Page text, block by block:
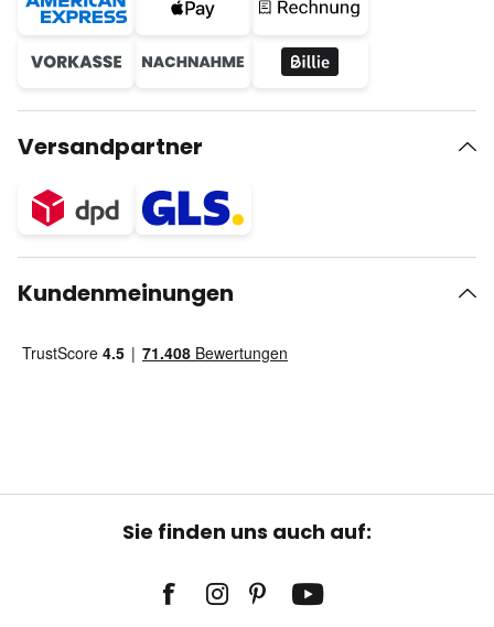
Versandpartner
Kundenmeinungen
Sie finden uns auch auf: